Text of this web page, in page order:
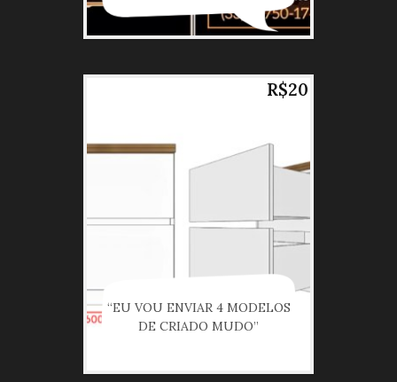
R$20
“EU VOU ENVIAR 4 MODELOS
DE CRIADO MUDO”